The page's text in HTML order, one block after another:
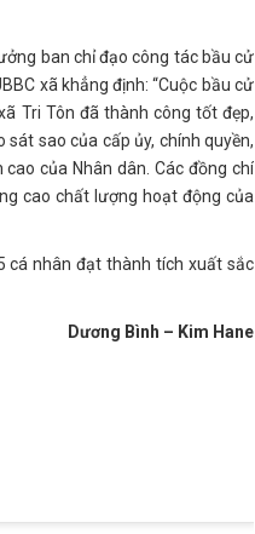
ban chỉ đạo công tác bầu cử
xã khẳng định: “Cuộc bầu cử
Tri Tôn đã thành công tốt đẹp,
sao của cấp ủy, chính quyền,
của Nhân dân. Các đồng chí
cao chất lượng hoạt động của
cá nhân đạt thành tích xuất sắc
Dương Bình – Kim Hane